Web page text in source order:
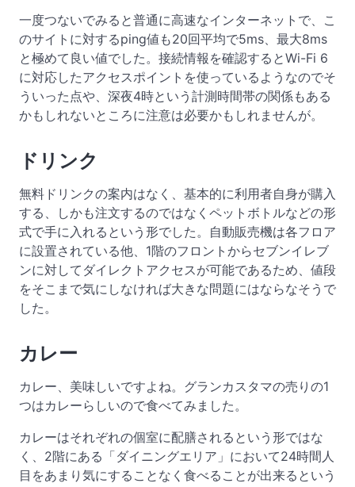
一度つないでみると普通に高速なインターネットで、こ
のサイトに対するping値も20回平均で5ms、最大8ms
と極めて良い値でした。接続情報を確認するとWi-Fi 6
に対応したアクセスポイントを使っているようなのでそ
ういった点や、深夜4時という計測時間帯の関係もある
かもしれないところに注意は必要かもしれませんが。
ドリンク
無料ドリンクの案内はなく、基本的に利用者自身が購入
する、しかも注文するのではなくペットボトルなどの形
式で手に入れるという形でした。自動販売機は各フロア
に設置されている他、1階のフロントからセブンイレブ
ンに対してダイレクトアクセスが可能であるため、値段
をそこまで気にしなければ大きな問題にはならなそうで
した。
カレー
カレー、美味しいですよね。グランカスタマの売りの1
つはカレーらしいので食べてみました。
カレーはそれぞれの個室に配膳されるという形ではな
く、2階にある「ダイニングエリア」において24時間人
目をあまり気にすることなく食べることが出来るという